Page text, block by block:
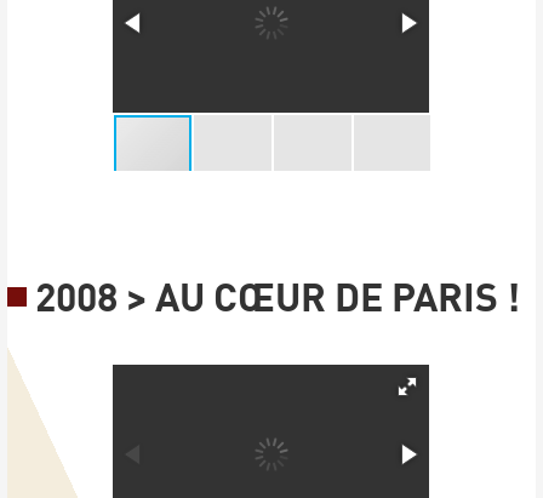
2008 > AU CŒUR DE PARIS !